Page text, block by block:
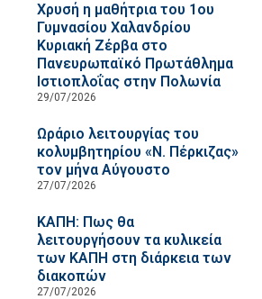
Χρυσή η μαθήτρια του 1ου
Γυμνασίου Χαλανδρίου
Κυριακή Ζέρβα στο
Πανευρωπαϊκό Πρωτάθλημα
Ιστιοπλοΐας στην Πολωνία
29/07/2026
Ωράριο λειτουργίας του
κολυμβητηρίου «Ν. Πέρκιζας»
τον μήνα Αύγουστο
27/07/2026
ΚΑΠΗ: Πως θα
λειτουργήσουν τα κυλικεία
των ΚΑΠΗ στη διάρκεια των
διακοπών
27/07/2026